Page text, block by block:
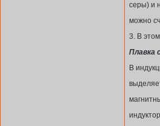
серы) и
можно
3. В
Плавка
В